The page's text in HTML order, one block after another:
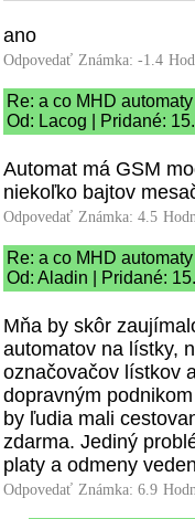
ano
Odpovedať Známka: -1.4
Re: a co MHD
Od: Lacog | Pridané:
Automat má GSM
niekoľko bajtov
Odpovedať Známka: 4.5
Re: a co MHD
Od: Aladin | Pridané:
Mňa by skôr
automatov na lístky,
označovačov lístkov
dopravným
by ľudia mali
zdarma. Jediný
platy a odmeny
Odpovedať Známka: 6.9